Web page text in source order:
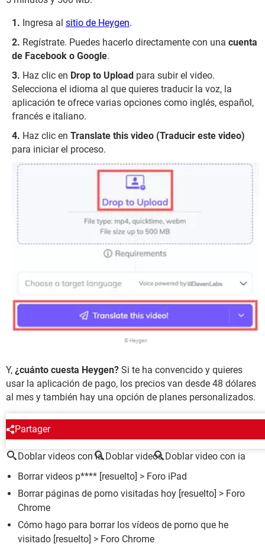
Ingresa al sitio de Heygen.
Regístrate. Puedes hacerlo directamente con una cuenta
de Facebook o Google.
Haz clic en Drop to Upload para subir el video.
Selecciona el idioma al que quieres traducir la voz, la
aplicación te ofrece varias opciones como inglés, español,
francés e italiano.
Haz clic en Translate this video (Traducir este video)
para iniciar el proceso.
© Heygen
Y, ¿cuánto cuesta Heygen? Si te ha convencido y quieres
usar la aplicación de pago, los precios van desde 48 dólares
al mes y también hay una opción de planes personalizados.
Partager
ALREDEDOR DEL MISMO TEMA
Doblar videos con ia Doblar videos Doblar video con ia
Borrar videos p**** [resuelto] > Foro iPad
Borrar páginas de porno visitadas hoy [resuelto] > Foro
Chrome
Cómo hago para borrar los vídeos de porno que he
visitado [resuelto] > Foro Chrome